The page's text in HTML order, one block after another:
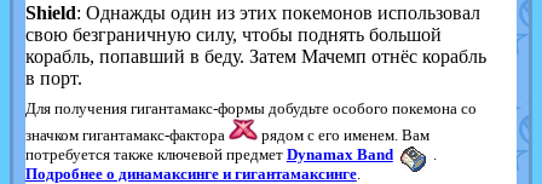
Shield: Однажды один из этих покемонов использовал
свою безграничную силу, чтобы поднять большой
корабль, попавший в беду. Затем Мачемп отнёс корабль
в порт.
Для получения гигантамакс-формы добудьте особого покемона со
значком гигантамакс-фактора
рядом с его именем. Вам
потребуется также ключевой предмет Dynamax Band
Подробнее о динамаксинге и гигантамаксинге.